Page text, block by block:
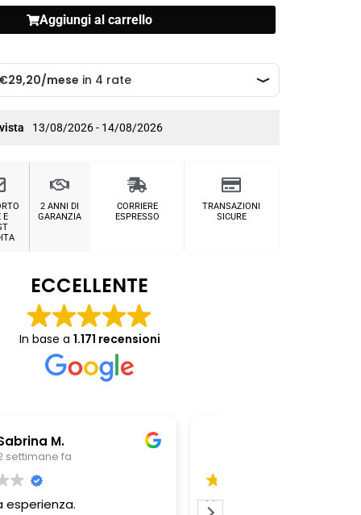
Aggiungi al carrello
13/08/2026 - 14/08/2026
E
2 ANNI DI
GARANZIA
CORRIERE
ESPRESSO
TRANSAZIONI
SICURE
ECCELLENTE
In base a 1.171 recensioni
Chiara Riitano
1 mese fa
serio e professionale..